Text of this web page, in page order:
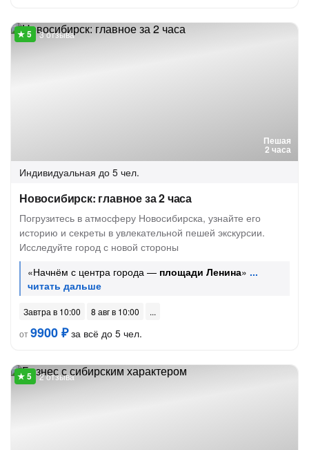
Пешая
2 часа
3 отзыва
Индивидуальная до 5 чел.
Новосибирск: главное за 2 часа
Погрузитесь в атмосферу Новосибирска, узнайте его
историю и секреты в увлекательной пешей экскурсии.
Исследуйте город с новой стороны
«Начнём с центра города — площади Ленина»
Завтра в 10:00
8 авг в 10:00
от9900 ₽за всё до 5 чел.
2 отзыва